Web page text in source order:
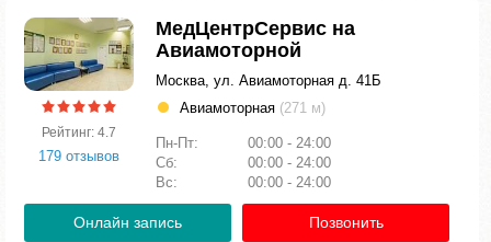
Рейтинг: 4.7
179 отзывов
МедЦентрСервис на
Авиамоторной
Москва, ул. Авиамоторная д. 41Б
Авиамоторная (271 м)
Пн-Пт:
00:00 - 24:00
Сб:
00:00 - 24:00
Вс:
00:00 - 24:00
Онлайн запись Позвонить